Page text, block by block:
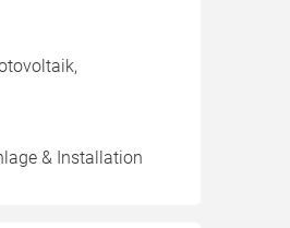
& Installation